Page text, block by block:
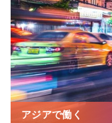
アジアで働く